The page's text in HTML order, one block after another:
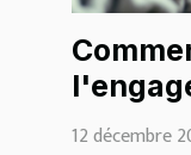
12 décembre